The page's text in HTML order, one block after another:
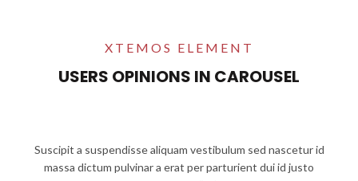
XTEMOS ELEMENT
USERS OPINIONS IN CAROUSEL
sed nascetur id
parturient dui id justo
Suscipit a suspendisse aliquam
massa dictum pulvinar a erat per